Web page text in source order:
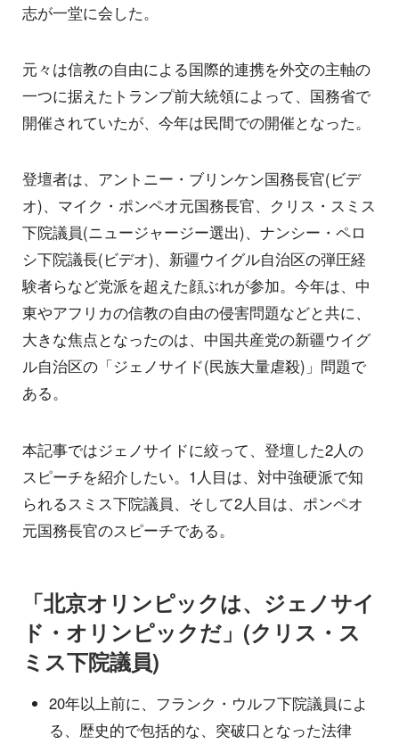
志が一堂に会した。
元々は信教の自由による国際的連携を外交の主軸の
一つに据えたトランプ前大統領によって、国務省で
開催されていたが、今年は民間での開催となった。
登壇者は、アントニー・ブリンケン国務長官(ビデ
オ)、マイク・ポンペオ元国務長官、クリス・スミス
下院議員(ニュージャージー選出)、ナンシー・ペロ
シ下院議長(ビデオ)、新疆ウイグル自治区の弾圧経
験者らなど党派を超えた顔ぶれが参加。今年は、中
東やアフリカの信教の自由の侵害問題などと共に、
大きな焦点となったのは、中国共産党の新疆ウイグ
ル自治区の「ジェノサイド(民族大量虐殺)」問題で
ある。
本記事ではジェノサイドに絞って、登壇した2人の
スピーチを紹介したい。1人目は、対中強硬派で知
られるスミス下院議員、そして2人目は、ポンペオ
元国務長官のスピーチである。
「北京オリンピックは、ジェノサイ
ド・オリンピックだ」(クリス・ス
ミス下院議員)
20年以上前に、フランク・ウルフ下院議員によ
る、歴史的で包括的な、突破口となった法律